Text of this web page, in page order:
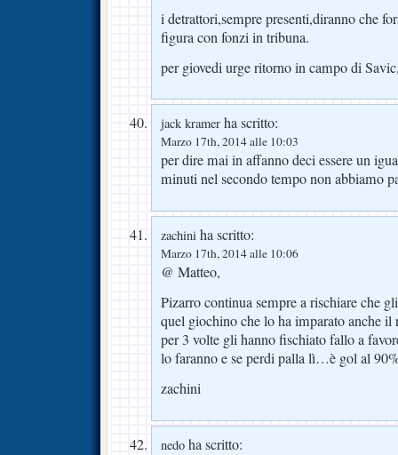
i detrattori,sempre presenti,diranno che
figura con fonzi in tribuna.
per giovedi urge ritorno in campo di
jack kramer ha scritto:
Marzo 17th, 2014 alle 10:03
per dire mai in affanno deci essere un
minuti nel secondo tempo non abbiamo
zachini ha scritto:
Marzo 17th, 2014 alle 10:06
@ Matteo,
Pizarro continua sempre a rischiare che
quel giochino che lo ha imparato anche
per 3 volte gli hanno fischiato fallo a
lo faranno e se perdi palla lì…è gol al
zachini
nedo ha scritto: